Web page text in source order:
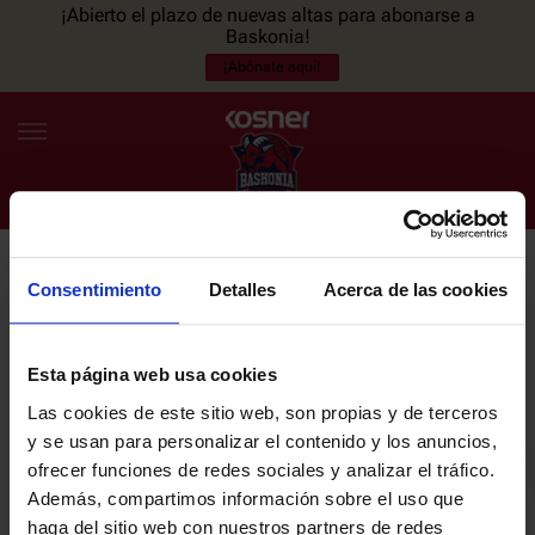
Consentimiento Detalles Acerca de las cookies
Esta página web usa cookies
Las cookies de este sitio web, son propias y de terceros
y se usan para personalizar el contenido y los anuncios,
ofrecer funciones de redes sociales y analizar el tráfico.
Además, compartimos información sobre el uso que
haga del sitio web con nuestros partners de redes
¡Abierto el plazo de nuevas altas para abonarse a
Baskonia!
¡Abónate aquí!
ES EU
NOTICIAS
PLANTILLA
ENTRADAS
NEWSLETTER
últimas noticias y promociones del club.
Email
He leído y acepto laPolítica de privacidaddel SASKI BASKONIA